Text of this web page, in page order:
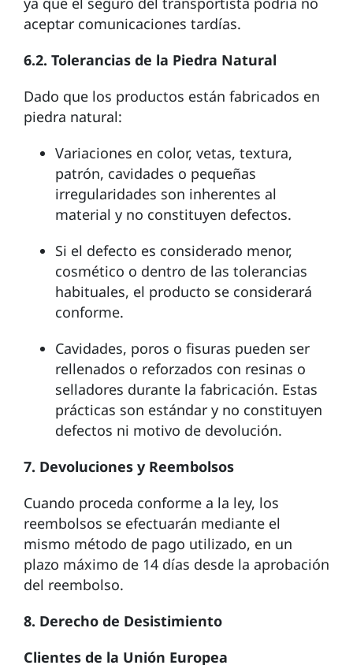
aceptar comunicaciones tardías.
6.2. Tolerancias de la Piedra Natural
Dado que los productos están fabricados en
piedra natural:
Variaciones en color, vetas, textura,
patrón, cavidades o pequeñas
irregularidades son inherentes al
material y no constituyen defectos.
Si el defecto es considerado menor,
cosmético o dentro de las tolerancias
habituales, el producto se considerará
conforme.
Cavidades, poros o fisuras pueden ser
rellenados o reforzados con resinas o
selladores durante la fabricación. Estas
prácticas son estándar y no constituyen
defectos ni motivo de devolución.
7. Devoluciones y Reembolsos
Cuando proceda conforme a la ley, los
reembolsos se efectuarán mediante el
mismo método de pago utilizado, en un
plazo máximo de 14 días desde la aprobación
del reembolso.
8. Derecho de Desistimiento
Clientes de la Unión Europea